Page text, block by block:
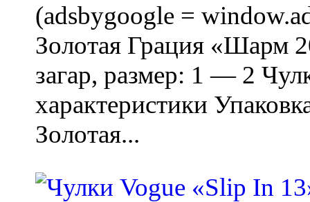
(adsbygoogle =
Золотая Грация «Шарм
загар, размер: 1 — 2
характеристики
Золотая...